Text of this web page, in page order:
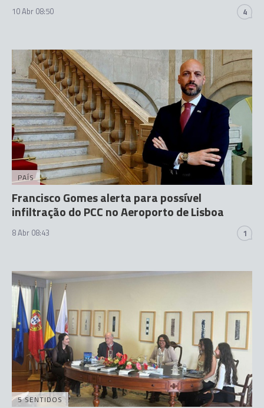
10 Abr 08:50 4
PAÍS
Francisco Gomes alerta para possível
infiltração do PCC no Aeroporto de Lisboa
8 Abr 08:43 1
5 SENTIDOS